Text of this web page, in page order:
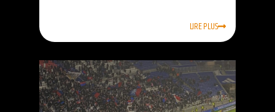
LIRE PLUS